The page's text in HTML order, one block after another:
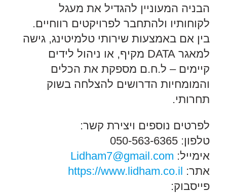
הבניה המעוניין להגדיל את מעגל
לקוחותיו ולהתחבר לפרויקטים רווחיים.
בין אם באמצעות שירותי טלמיטינג, גישה
למאגר DATA מקיף, או ניהול לידים
קיימים – ל.ח.ם מספקת את הכלים
והמומחיות הדרושים להצלחה בשוק
תחרותי.
לפרטים נוספים ויצירת קשר:
טלפון: 050-563-6365
אימייל: Lidham7@gmail.com
אתר: https://www.lidham.co.il
פייסבוק: